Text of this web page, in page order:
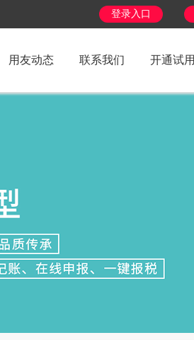
登录入口
用友动态 联系我们 开通试用